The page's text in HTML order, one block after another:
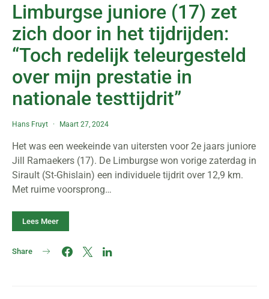
Limburgse juniore (17) zet
zich door in het tijdrijden:
“Toch redelijk teleurgesteld
over mijn prestatie in
nationale testtijdrit”
Hans Fruyt Maart 27, 2024
Het was een weekeinde van uitersten voor 2e jaars juniore
Jill Ramaekers (17). De Limburgse won vorige zaterdag in
Sirault (St-Ghislain) een individuele tijdrit over 12,9 km.
Met ruime voorsprong…
Lees Meer
Share